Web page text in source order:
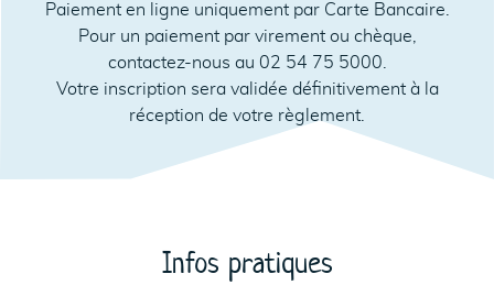
Paiement en ligne uniquement par Carte Bancaire.
Pour un paiement par virement ou chèque,
contactez-nous au 02 54 75 5000.
Votre inscription sera validée définitivement à la
réception de votre règlement.
Infos pratiques